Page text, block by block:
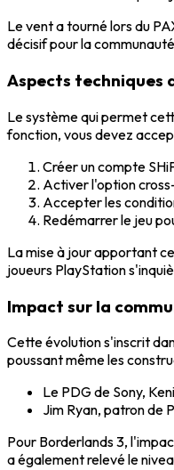
Le vent a tourné lors du
décisif pour la
Aspects techniques
Le système qui permet
fonction, vous devez
Créer un compte
Activer l'option
Accepter les
Redémarrer le jeu
La mise à jour apportant
joueurs PlayStation
Impact sur la
Cette évolution s'inscrit
poussant même les
Le PDG de Sony,
Jim Ryan, patron de
Pour Borderlands 3,
a également relevé le